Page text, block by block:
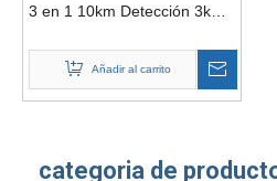
3 en 1 10km Detección 3km
Sistema Anti Drone Fijo
Añadir al carrito
categoria de